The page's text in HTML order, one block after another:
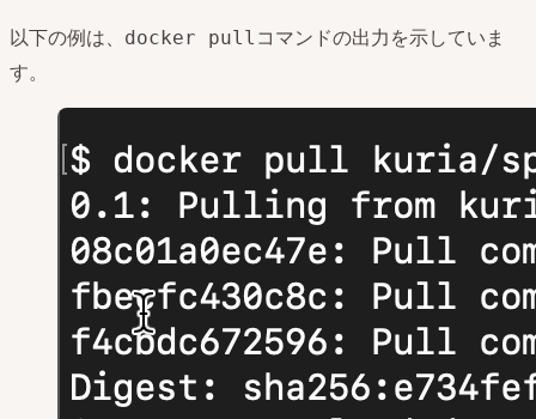
以下の例は、
docker pull コマンドの出力を示していま
す。